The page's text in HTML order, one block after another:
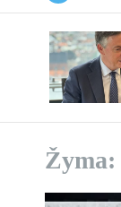
Žyma: